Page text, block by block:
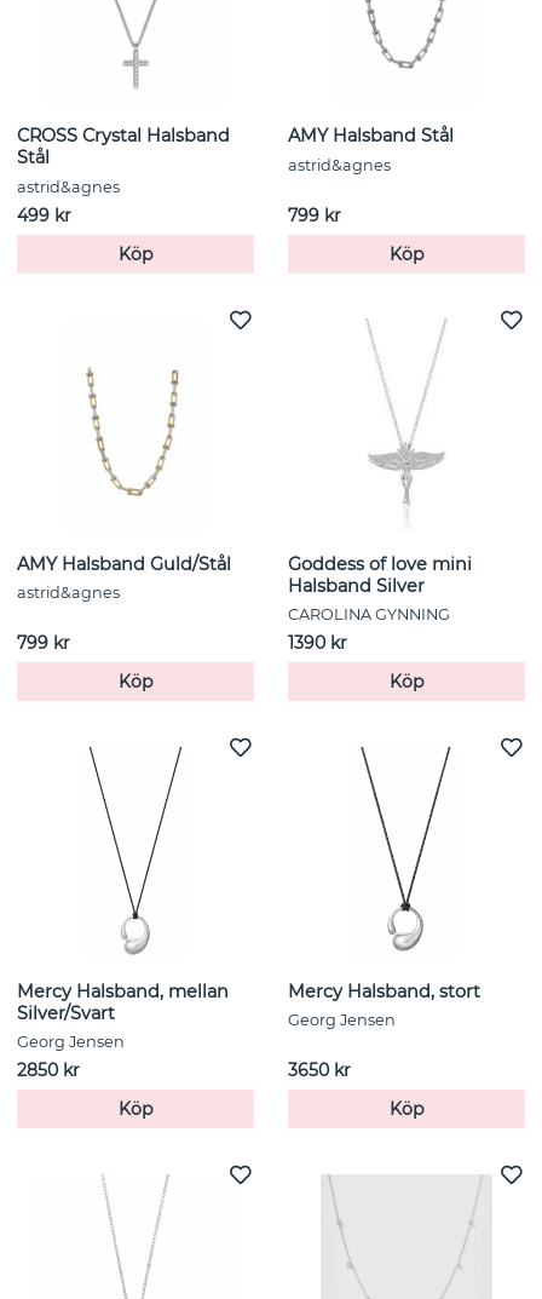
CROSS Crystal Halsband
Stål
astrid&agnes
499 kr
Köp
AMY Halsband Stål
astrid&agnes
799 kr
Köp
AMY Halsband Guld/Stål
astrid&agnes
799 kr
Köp
Goddess of love mini
Halsband Silver
CAROLINA GYNNING
1390 kr
Köp
Mercy Halsband, mellan
Silver/Svart
Georg Jensen
2850 kr
Köp
Mercy Halsband, stort
Georg Jensen
3650 kr
Köp